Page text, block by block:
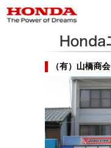
（有）山橋商会